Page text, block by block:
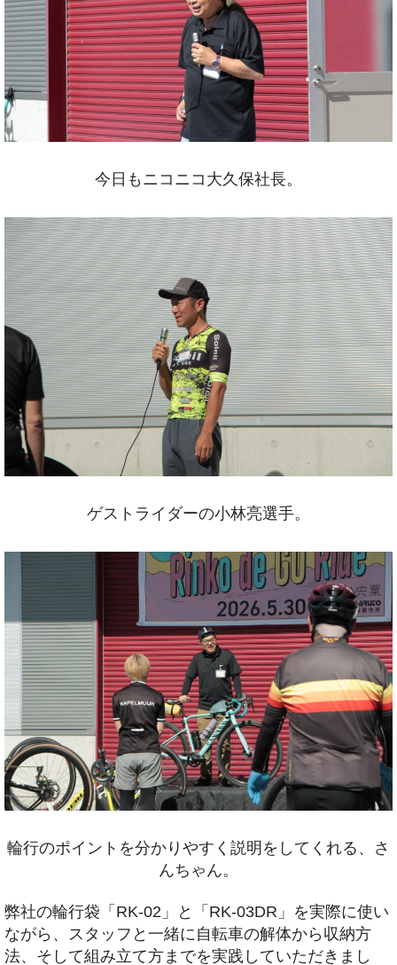
今日もニコニコ大久保社長。
ゲストライダーの小林亮選手。
輪行のポイントを分かりやすく説明をしてくれる、さ
んちゃん。
弊社の輪行袋「RK-02」と「RK-03DR」を実際に使い
ながら、スタッフと一緒に自転車の解体から収納方
法、そして組み立て方までを実践していただきまし